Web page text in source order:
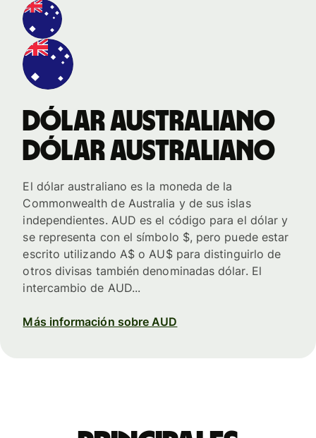
dólar australiano
dólar australiano
El dólar australiano es la moneda de la
Commonwealth de Australia y de sus islas
independientes. AUD es el código para el dólar y
se representa con el símbolo $, pero puede estar
escrito utilizando A$ o AU$ para distinguirlo de
otros divisas también denominadas dólar. El
intercambio de AUD...
Más información sobre AUD